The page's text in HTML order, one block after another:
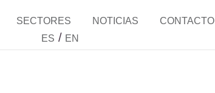
SECTORES NOTICIAS
CONTACTO
ES / EN